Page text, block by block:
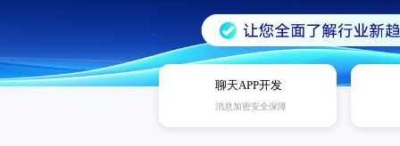
聊天APP开发
消息加密安全保障